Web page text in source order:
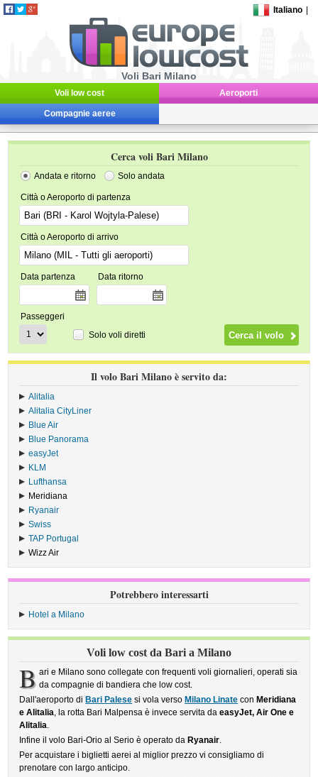
Italiano
Voli Bari Milano
Voli low cost Aeroporti
Compagnie aeree
Cerca voli Bari Milano
Andata e ritorno Solo andata
Città o Aeroporto di partenza
Città o Aeroporto di arrivo
Data partenza Data ritorno
Passeggeri
Solo voli diretti
Il volo Bari Milano è servito da:
Alitalia
Alitalia CityLiner
Blue Air
Blue Panorama
easyJet
KLM
Lufthansa
Meridiana
Ryanair
Swiss
TAP Portugal
Wizz Air
Potrebbero interessarti
Hotel a Milano
Voli low cost da Bari a Milano
B ari e Milano sono collegate con frequenti voli giornalieri, operati sia
da compagnie di bandiera che low cost.
Dall'aeroporto di Bari Palese si vola verso Milano Linate con Meridiana
e Alitalia, la rotta Bari Malpensa è invece servita daeasyJet, Air One e
Alitalia.
Infine il volo Bari-Orio al Serio è operato da Ryanair.
Per acquistare i biglietti aerei al miglior prezzo vi consigliamo di
prenotare con largo anticipo.